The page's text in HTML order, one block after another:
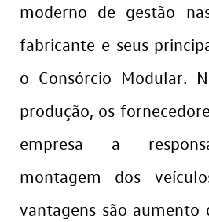
moderno de gestão
fabricante e seus
o Consórcio Modular.
produção, os
empresa a
montagem dos
vantagens são aumento